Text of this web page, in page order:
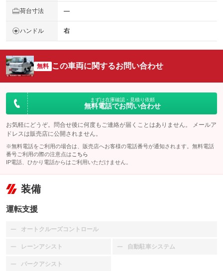
荷台寸法 ―
ハンドル 右
無料 この車両に関するお問い合わせ
まずは在庫確認・見積り依頼
無料電話でお問い合わせ
お気軽にどうぞ。問合せ後に何度もご連絡が届くことはありません。 メールア
ドレスは販売店に公開されません。
※無料電話をご利用の場合は、販売店へお客様の電話番号が通知されます。無料電話
番号ご利用の際の注意点は こちら
IP電話、ひかり電話からはご利用いただけません。
装備
運転支援
オートクルーズコントロール
：装備なし
レーンアシスト
：装備なし 自動駐車システム
：装備なし
パークアシスト
：装備なし